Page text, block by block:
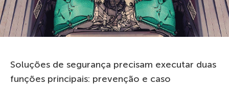
Soluções de segurança precisam executar duas
funções principais: prevenção e caso